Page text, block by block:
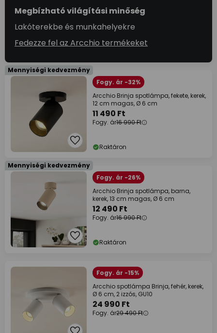
Megbízható világítási minőség
Lakóterekbe és munkahelyekre
Fedezze fel az Arcchio termékeket
Mennyiségi kedvezmény
Fogy. ár -32%
Arcchio Brinja spotlámpa, fekete, kerek,
12 cm magas, Ø 6 cm
11 490 Ft
Fogy. ár16 990 Ft
Raktáron
Mennyiségi kedvezmény
Fogy. ár -26%
Arcchio Brinja spotlámpa, barna,
kerek, 13 cm magas, Ø 6 cm
12 490 Ft
Fogy. ár16 990 Ft
Raktáron
Fogy. ár -15%
Arcchio spotlámpa Brinja, fehér, kerek,
Ø 6 cm, 2 izzós, GU10
24 990 Ft
Fogy. ár29 490 Ft